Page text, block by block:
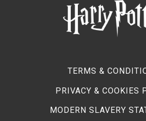
TERMS &
PRIVACY & COOKIES
MODERN SLAVERY